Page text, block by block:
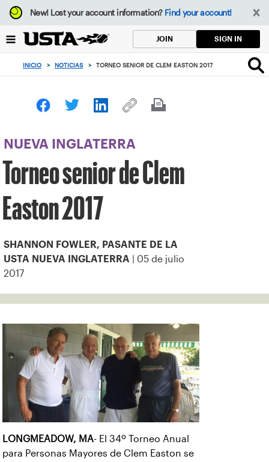
Enfoque
desde
botón
volver
principio
New!Lost your account information? Find your account!
JOIN SIGN IN
INICIO > NOTICIAS > TORNEO SENIOR DE CLEM EASTON 2017
NUEVA INGLATERRA
Torneo senior de Clem
Easton 2017
SHANNON FOWLER, PASANTE DE LA
USTA NUEVA INGLATERRA
| 05 de julio
2017
LONGMEADOW, MA- El 34º Torneo Anual
para Personas Mayores de Clem Easton se